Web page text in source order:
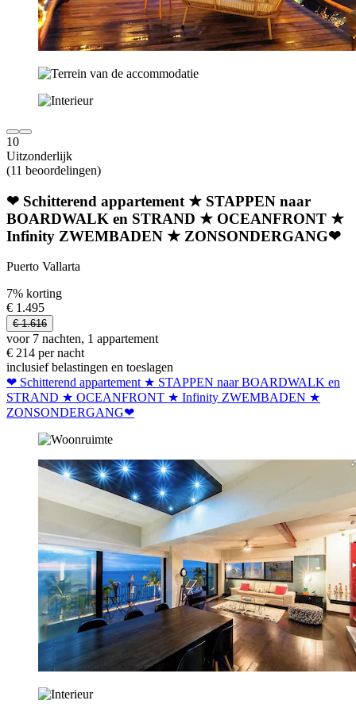
10
Uitzonderlijk
(11 beoordelingen)
❤ Schitterend appartement ★ STAPPEN naar
BOARDWALK en STRAND ★ OCEANFRONT ★
Infinity ZWEMBADEN ★ ZONSONDERGANG❤
Puerto Vallarta
7% korting
€ 1.495
€ 1.616
voor 7 nachten, 1 appartement
€ 214 per nacht
inclusief belastingen en toeslagen
❤ Schitterend appartement ★ STAPPEN naar BOARDWALK en
STRAND ★ OCEANFRONT ★ Infinity ZWEMBADEN ★
ZONSONDERGANG❤